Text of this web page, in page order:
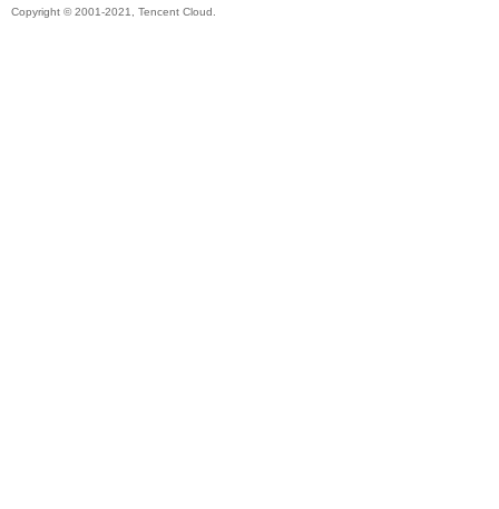
Copyright © 2001-2021, Tencent Cloud.